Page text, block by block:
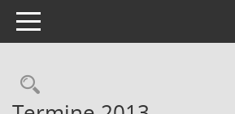
Toggle navigation
Rechercheauswahl